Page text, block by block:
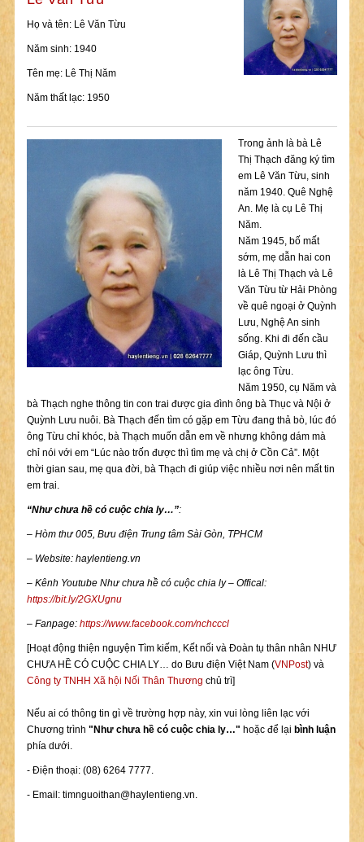
Họ và tên: Lê Văn Từu
Năm sinh: 1940
Tên mẹ: Lê Thị Năm
Năm thất lạc: 1950
Trong ảnh là bà Lê
Thị Thạch đăng ký tìm
em Lê Văn Từu, sinh
năm 1940. Quê Nghệ
An. Mẹ là cụ Lê Thị
Năm.
Năm 1945, bố mất
sớm, mẹ dẫn hai con
là Lê Thị Thạch và Lê
Văn Từu từ Hải Phòng
về quê ngoại ở Quỳnh
Lưu, Nghệ An sinh
sống. Khi đi đến cầu
Giáp, Quỳnh Lưu thì
lạc ông Từu.
Năm 1950, cụ Năm và
bà Thạch nghe thông tin con trai được gia đình ông bà Thục và Nội ở
Quỳnh Lưu nuôi. Bà Thạch đến tìm có gặp em Từu đang thả bò, lúc đó
ông Từu chỉ khóc, bà Thạch muốn dẫn em về nhưng không dám mà
chỉ nói với em “Lúc nào trốn được thì tìm mẹ và chị ở Cồn Cả”. Một
thời gian sau, mẹ qua đời, bà Thạch đi giúp việc nhiều nơi nên mất tin
em trai.
“Nhưchưa hềcó cuộc chia ly…”:
– Hòm thư005, Bưu điện Trung tâm Sài Gòn, TPHCM
– Website: haylentieng.vn
– Kênh Youtube Như chưa hề có cuộc chia ly – Offical:
https://bit.ly/2GXUgnu
– Fanpage: https://www.facebook.com/nchcccl
[Hoạt động thiện nguyện Tìm kiếm, Kết nối và Đoàn tụ thân nhân NHƯ
CHƯA HỀ CÓ CUỘC CHIA LY… do Bưu điện Việt Nam (VNPost) và
Công ty TNHH Xã hội Nối Thân Thương chủ trì]
Nếu ai có thông tin gì về trường hợp này, xin vui lòng liên lạc với
Chương trình "Như chưa hề có cuộc chia ly…" hoặc để lại bình luận
phía dưới.
- Điện thoại: (08) 6264 7777.
- Email: timnguoithan@haylentieng.vn.